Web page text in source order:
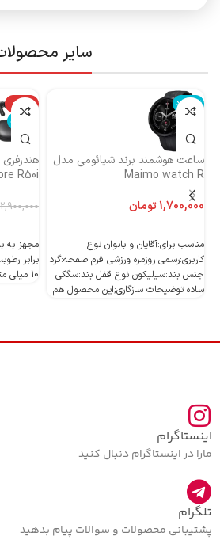
سایر
ناموجود
ساعت هوشمند برند شیائومی مدل
Maimo watch R
تومان
مناسب برای:آقایان و بانوان نوع
کاربری:رسمی روزمره ورزشی فرم صفحه:گرد
جنس بند:سیلیکون نوع قفل بند:سگکی
ساده توضیحات سازگاری;این محصول هم
-14%
ناموجود
R50i
2,900,000
10 میلی متری با بیس قدرتمند
اینستاگرام
مارا در اینستاگرام دنبال کنید
تلگرام
پشتیبانی محصولات و سوالات پیام بدهید